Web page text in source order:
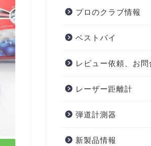
プロのクラブ情報
ベストバイ
レビュー依頼、お問
レーザー距離計
弾道計測器
新製品情報